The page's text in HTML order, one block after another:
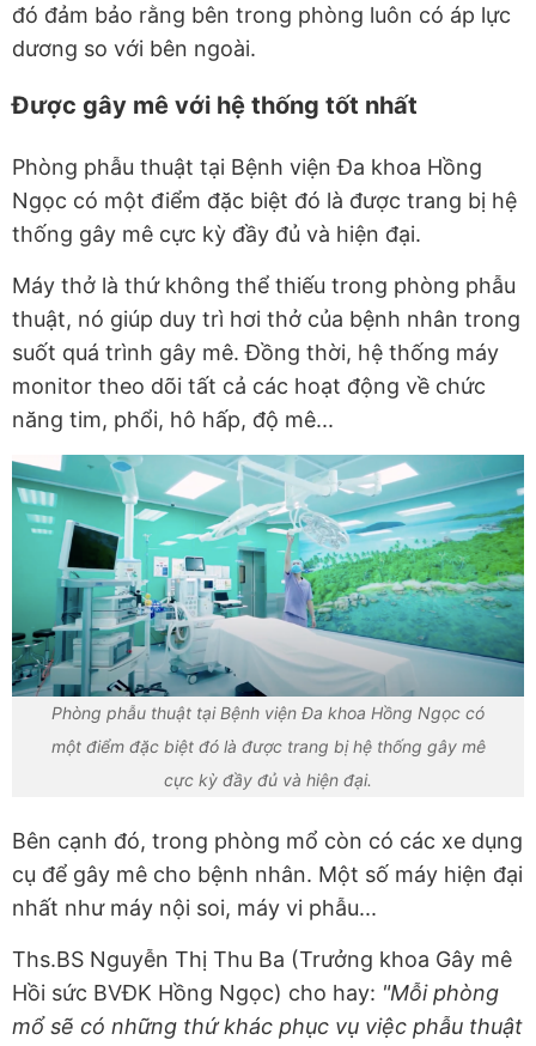
đó đảm bảo rằng bên trong phòng luôn có áp lực
dương so với bên ngoài.
Được gây mê với hệ thống tốt nhất
Phòng phẫu thuật tại Bệnh viện Đa khoa Hồng
Ngọc có một điểm đặc biệt đó là được trang bị hệ
thống gây mê cực kỳ đầy đủ và hiện đại.
Máy thở là thứ không thể thiếu trong phòng phẫu
thuật, nó giúp duy trì hơi thở của bệnh nhân trong
suốt quá trình gây mê. Đồng thời, hệ thống máy
monitor theo dõi tất cả các hoạt động về chức
năng tim, phổi, hô hấp, độ mê...
Phòng phẫu thuật tại Bệnh viện Đa khoa Hồng Ngọc có
một điểm đặc biệt đó là được trang bị hệ thống gây mê
cực kỳ đầy đủ và hiện đại.
Bên cạnh đó, trong phòng mổ còn có các xe dụng
cụ để gây mê cho bệnh nhân. Một số máy hiện đại
nhất như máy nội soi, máy vi phẫu...
Ths.BS Nguyễn Thị Thu Ba (Trưởng khoa Gây mê
Hồi sức BVĐK Hồng Ngọc) cho hay: "Mỗi phòng
mổ sẽ có những thứ khác phục vụ việc phẫu thuật